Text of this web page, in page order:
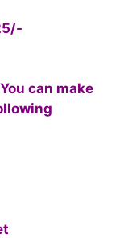
can make